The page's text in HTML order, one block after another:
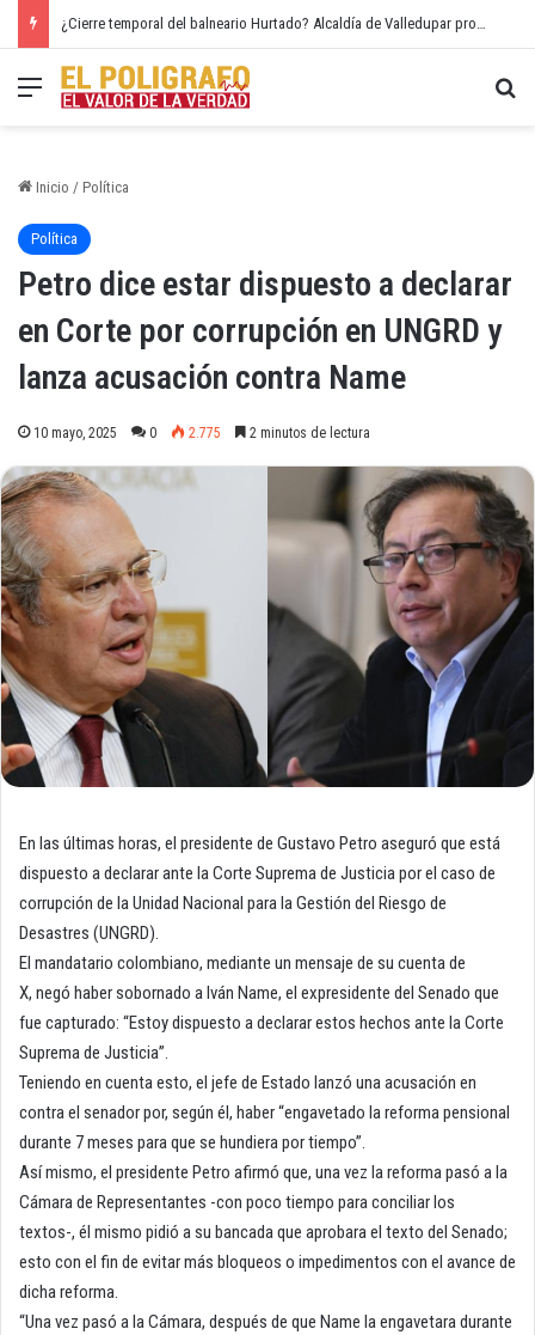
¿Cierre temporal del balneario Hurtado? Alcaldía de Valledupar propone recuperar el río Guatapurí
Menú
Inicio / Política
Política
Petro dice estar dispuesto a declarar
en Corte por corrupción en UNGRD y
lanza acusación contra Name
10 mayo, 2025 0 2.775 2 minutos de lectura
En las últimas horas, el presidente de Gustavo Petro aseguró que está
dispuesto a declarar ante la Corte Suprema de Justicia por el caso de
corrupción de la Unidad Nacional para la Gestión del Riesgo de
Desastres (UNGRD).
El mandatario colombiano, mediante un mensaje de su cuenta de
X, negó haber sobornado a Iván Name, el expresidente del Senado que
fue capturado: “Estoy dispuesto a declarar estos hechos ante la Corte
Suprema de Justicia”.
Teniendo en cuenta esto, el jefe de Estado lanzó una acusación en
contra el senador por, según él, haber “engavetado la reforma pensional
durante 7 meses para que se hundiera por tiempo”.
Así mismo, el presidente Petro afirmó que, una vez la reforma pasó a la
Cámara de Representantes -con poco tiempo para conciliar los
textos-, él mismo pidió a su bancada que aprobara el texto del Senado;
esto con el fin de evitar más bloqueos o impedimentos con el avance de
dicha reforma.
“Una vez pasó a la Cámara, después de que Name la engavetara durante